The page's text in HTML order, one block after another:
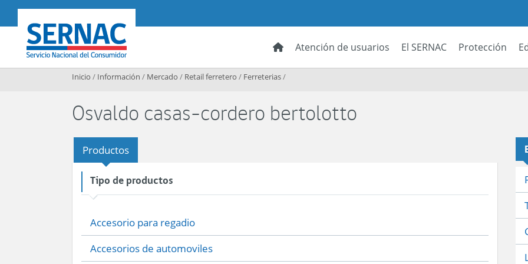
SERNAC
Atención de usuarios El SERNAC Protección
Inicio / Información / Mercado / Retail ferretero / Ferreterias/
Osvaldo casas-cordero bertolotto
Productos
Tipo de productos
Accesorio para regadio
Accesorios de automoviles